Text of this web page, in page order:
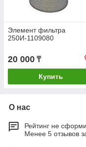
Элемент фильтра
250И-1109080
20 000 ₸
Купить
О нас
Рейтинг не
Менее 5 отзывов